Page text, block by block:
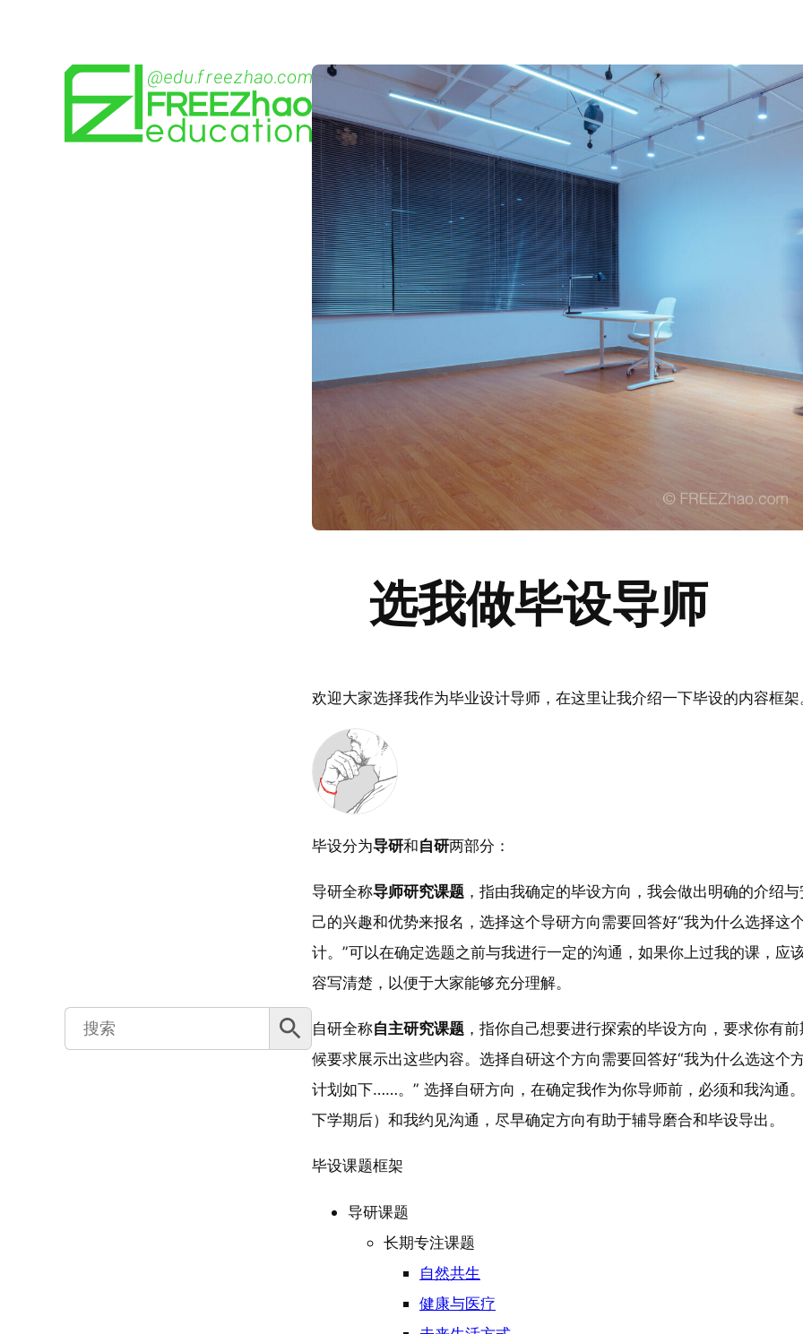
Search
for:
搜索按钮
选我做毕设导师
欢迎大家选择我作为毕业设计导师，在这里让我介绍一下毕设的内容框架
毕设分为导研和自研两部分：
导研全称导师研究课题 ，指由我确定的毕设方向，我会做出明确的介绍
己的兴趣和优势来报名，选择这个导研方向需要回答好“我为什么选择这
计。”可以在确定选题之前与我进行一定的沟通，如果你上过我的课，应
容写清楚，以便于大家能够充分理解。
自研全称自主研究课题 ，指你自己想要进行探索的毕设方向，要求你有
候要求展示出这些内容。选择自研这个方向需要回答好“我为什么选这个
计划如下……。” 选择自研方向，在确定我作为你导师前，必须和我沟通
下学期后）和我约见沟通，尽早确定方向有助于辅导磨合和毕设导出。
毕设课题框架
导研课题
长期专注课题
自然共生
健康与医疗